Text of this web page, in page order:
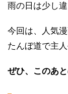
雨の日は少し
今回は、人気漫
たんぼ道で主
ぜひ、このあ